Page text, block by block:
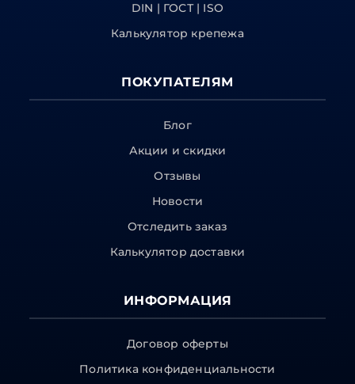
DIN | ГОСТ | ISO
Калькулятор крепежа
ПОКУПАТЕЛЯМ
Блог
Акции и скидки
Отзывы
Новости
Отследить заказ
Калькулятор доставки
ИНФОРМАЦИЯ
Договор оферты
Политика конфиденциальности